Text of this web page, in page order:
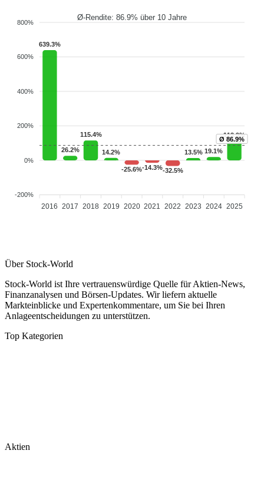
Ø-Rendite: 86.9% über 10 Jahre
800%
600%
400%
200%
0%
-200%
639.3%
26.2%
115.4%
14.2%
-25.6%-14.3%-32.5%
13.5% 19.1%
113.9%
2016 2017 2018 2019 2020 2021 2022 2023 2024 2025
Ø 86.9%
Über Stock-World
Stock-World ist Ihre vertrauenswürdige Quelle für Aktien-News,
Finanzanalysen und Börsen-Updates. Wir liefern aktuelle
Markteinblicke und Expertenkommentare, um Sie bei Ihren
Anlageentscheidungen zu unterstützen.
Top Kategorien
Aktien